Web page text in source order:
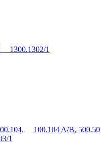
1300.1302/1
100.104 A/B,
1